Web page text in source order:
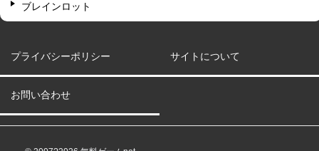
ブレインロット
プライバシーポリシー サイトについて
お問い合わせ